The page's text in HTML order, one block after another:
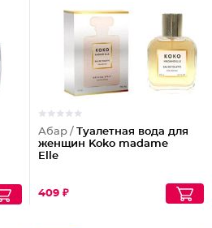
Абар / Туалетная вода для
женщин Koko madame
Elle
409 ₽